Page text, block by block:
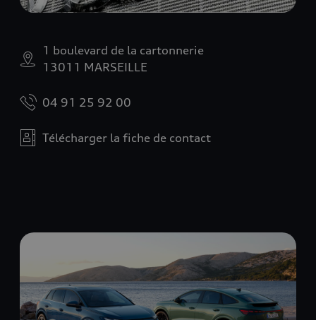
1 boulevard de la cartonnerie
13011 MARSEILLE
04 91 25 92 00
Télécharger la fiche de contact